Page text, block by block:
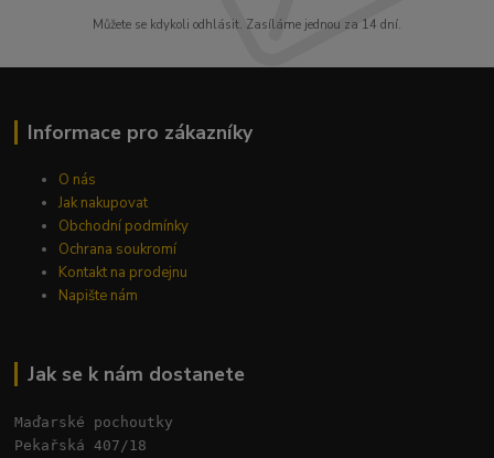
Můžete se kdykoli odhlásit. Zasíláme jednou za 14 dní.
Informace pro zákazníky
O nás
Jak nakupovat
Obchodní podmínky
Ochrana soukromí
Kontakt na prodejnu
Napište nám
Jak se k nám dostanete
Maďarské pochoutky
Pekařská 407/18